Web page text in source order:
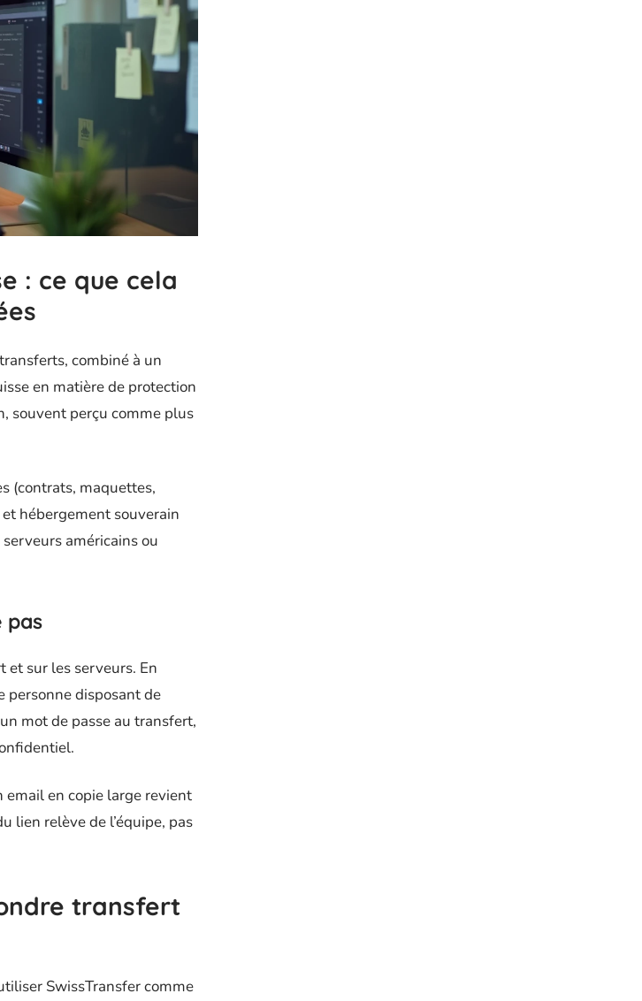
: ce que cela
combiné à un
en matière de protection
souvent perçu comme plus
(contrats, maquettes,
hébergement souverain
américains ou
pas
sur les serveurs. En
personne disposant de
mot de passe au transfert,
email en copie large revient
lien relève de l’équipe, pas
transfert
SwissTransfer comme